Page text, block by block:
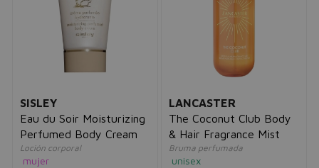
SISLEY
Eau du Soir Moisturizing
Perfumed Body Cream
Loción corporal
mujer
LANCASTER
The Coconut Club Body
& Hair Fragrance Mist
Bruma perfumada
unisex